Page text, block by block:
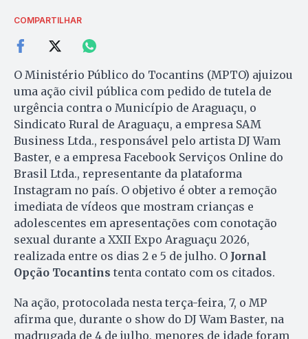
COMPARTILHAR
O Ministério Público do Tocantins (MPTO) ajuizou
uma ação civil pública com pedido de tutela de
urgência contra o Município de Araguaçu, o
Sindicato Rural de Araguaçu, a empresa SAM
Business Ltda., responsável pelo artista DJ Wam
Baster, e a empresa Facebook Serviços Online do
Brasil Ltda., representante da plataforma
Instagram no país. O objetivo é obter a remoção
imediata de vídeos que mostram crianças e
adolescentes em apresentações com conotação
sexual durante a XXII Expo Araguaçu 2026,
realizada entre os dias 2 e 5 de julho. O Jornal
Opção Tocantins tenta contato com os citados.
Na ação, protocolada nesta terça-feira, 7, o MP
afirma que, durante o show do DJ Wam Baster, na
madrugada de 4 de julho, menores de idade foram